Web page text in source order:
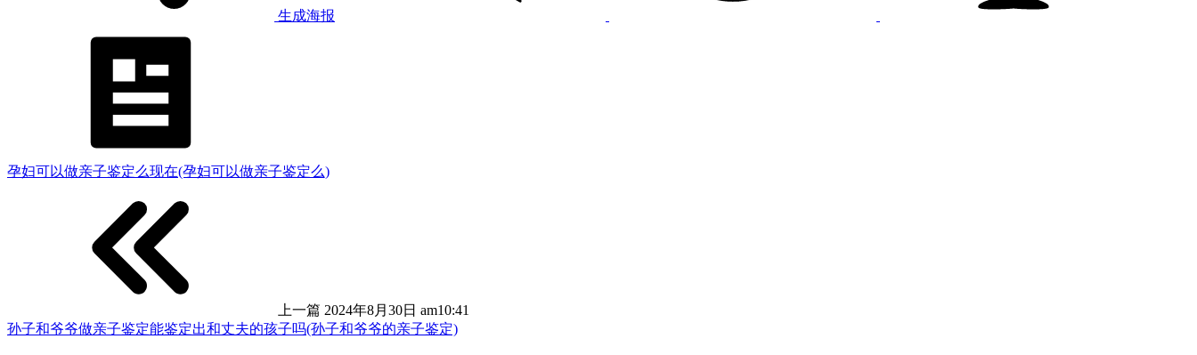
生成海报
孕妇可以做亲子鉴定么现在(孕妇可以做亲子鉴定么)
上一篇 2024年8月30日 am10:41
孙子和爷爷做亲子鉴定能鉴定出和丈夫的孩子吗(孙子和爷爷的亲子鉴定)